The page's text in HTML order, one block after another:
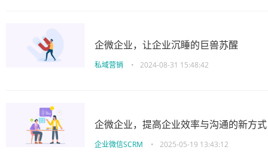
企微企业，让企业沉睡的巨兽苏醒
私域营销 • 2024-08-31 15:48:42
企微企业，提高企业效率与沟通的新方式
企业微信SCRM • 2025-05-19 13:43:12